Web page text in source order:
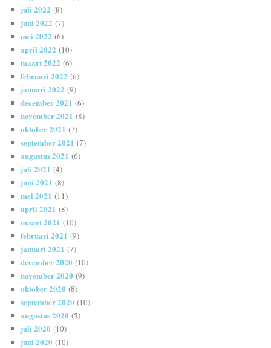
juli 2022 (8)
juni 2022 (7)
mei 2022 (6)
april 2022 (10)
maart 2022 (6)
februari 2022 (6)
januari 2022 (9)
december 2021 (6)
november 2021 (8)
oktober 2021 (7)
september 2021 (7)
augustus 2021 (6)
juli 2021 (4)
juni 2021 (8)
mei 2021 (11)
april 2021 (8)
maart 2021 (10)
februari 2021 (9)
januari 2021 (7)
december 2020 (10)
november 2020 (9)
oktober 2020 (8)
september 2020 (10)
augustus 2020 (5)
juli 2020 (10)
juni 2020 (10)